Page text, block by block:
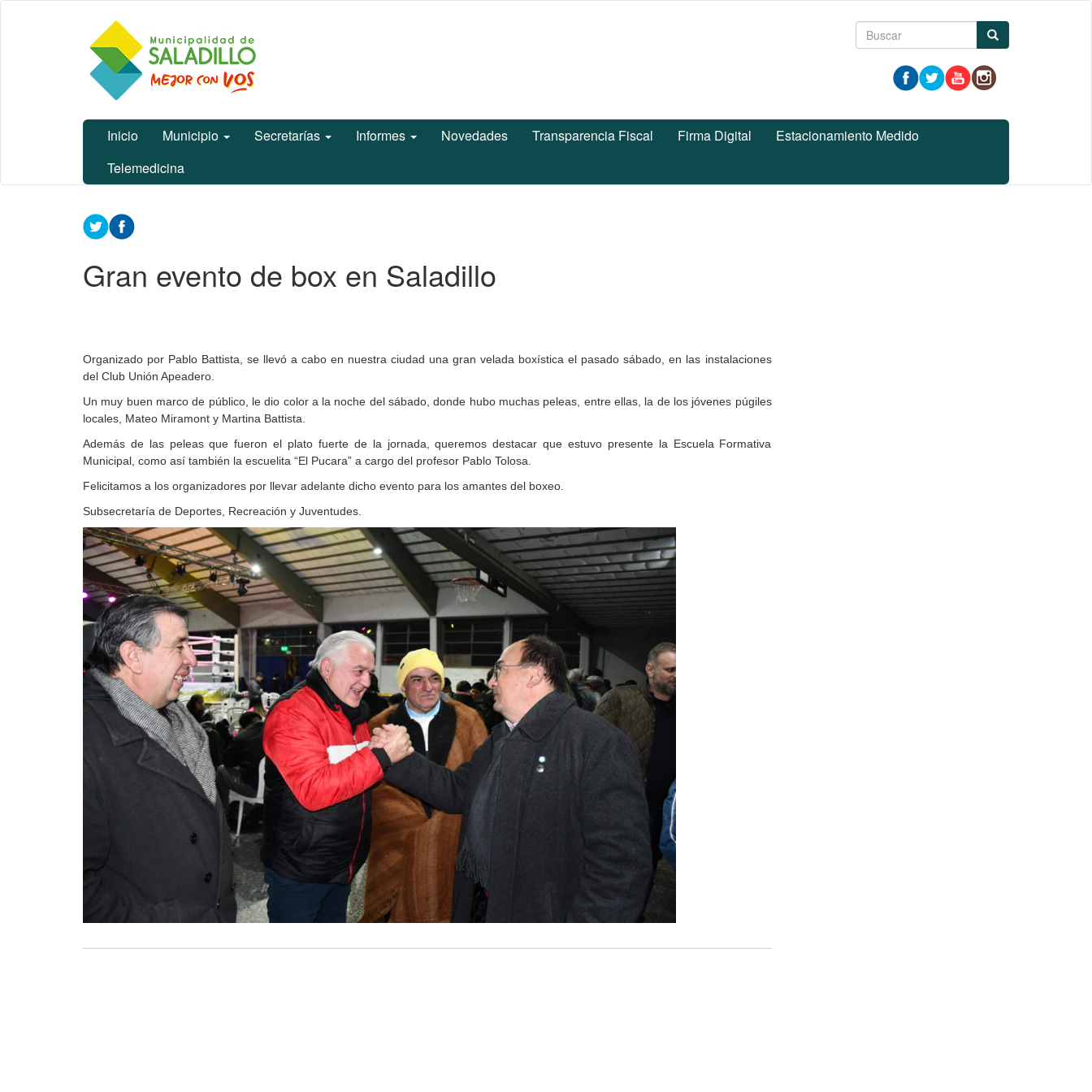
Municipalidad
de Saladillo
Formulario
búsqueda
Inicio Municipio Secretarías Informes Novedades Transparencia Fiscal Firma Digital
Estacionamiento Medido
Telemedicina
Contenido
principal
Gran evento de box en Saladillo
Organizado por Pablo Battista, se llevó a cabo en nuestra ciudad una gran velada boxística el pasado sábado, en las instalaciones
del Club Unión Apeadero.
Un muy buen marco de público, le dio color a la noche del sábado, donde hubo muchas peleas, entre ellas, la de los jóvenes púgiles
locales, Mateo Miramont y Martina Battista.
Además de las peleas que fueron el plato fuerte de la jornada, queremos destacar que estuvo presente la Escuela Formativa
Municipal, como así también la escuelita “El Pucara” a cargo del profesor Pablo Tolosa.
Felicitamos a los organizadores por llevar adelante dicho evento para los amantes del boxeo.
Subsecretaría de Deportes, Recreación y Juventudes.